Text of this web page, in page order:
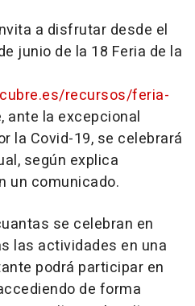
a disfrutar desde el
junio de la 18 Feria de la
recursos/feria-
ante la excepcional
la Covid-19, se celebrará
según explica
un comunicado.
se celebran en
las actividades en una
podrá participar en
de forma